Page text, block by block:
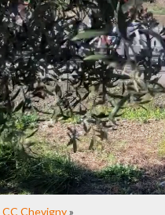
CC Chevigny»